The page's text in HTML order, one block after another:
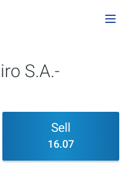
S.A.-
Sell
16.07